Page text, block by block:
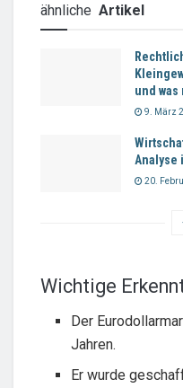
ähnliche Artikel
und was
9. März
Analyse
20.
Wichtige
Der
Jahren.
Er wurde